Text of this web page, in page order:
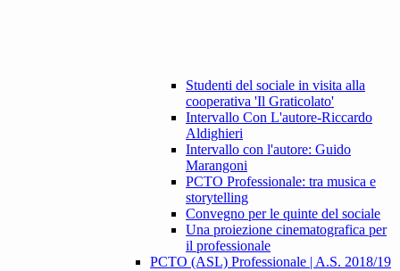
Studenti del sociale in visita alla
cooperativa 'Il Graticolato'
Intervallo Con L'autore-Riccardo
Aldighieri
Intervallo con l'autore: Guido
Marangoni
PCTO Professionale: tra musica e
storytelling
Convegno per le quinte del sociale
Una proiezione cinematografica per
il professionale
PCTO (ASL) Professionale | A.S. 2018/19